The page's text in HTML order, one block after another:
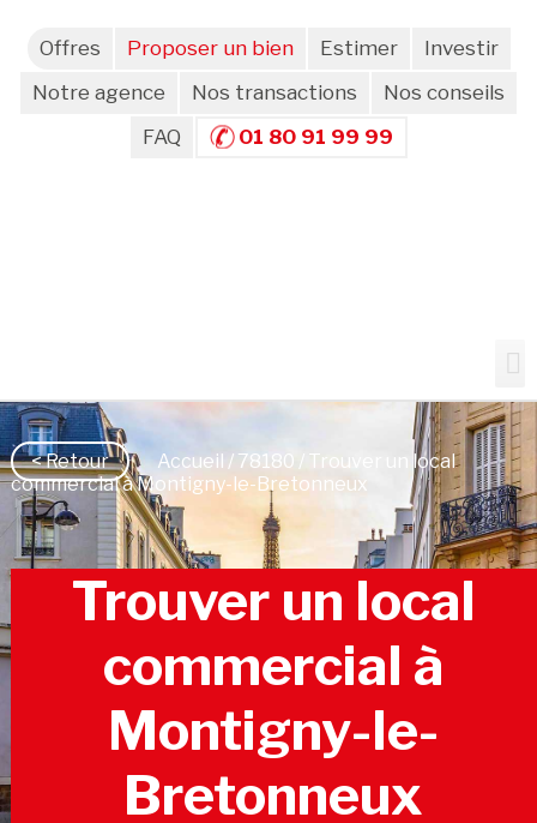
Offres Proposer un bien Estimer
Investir
Notre agence
Nos transactions
Nos conseils
FAQ
01 80 91 99 99
< Retour Accueil / 78180 / Trouver un local
commercial à Montigny-le-Bretonneux
Trouver un local
commercial à
Montigny-le-
Bretonneux